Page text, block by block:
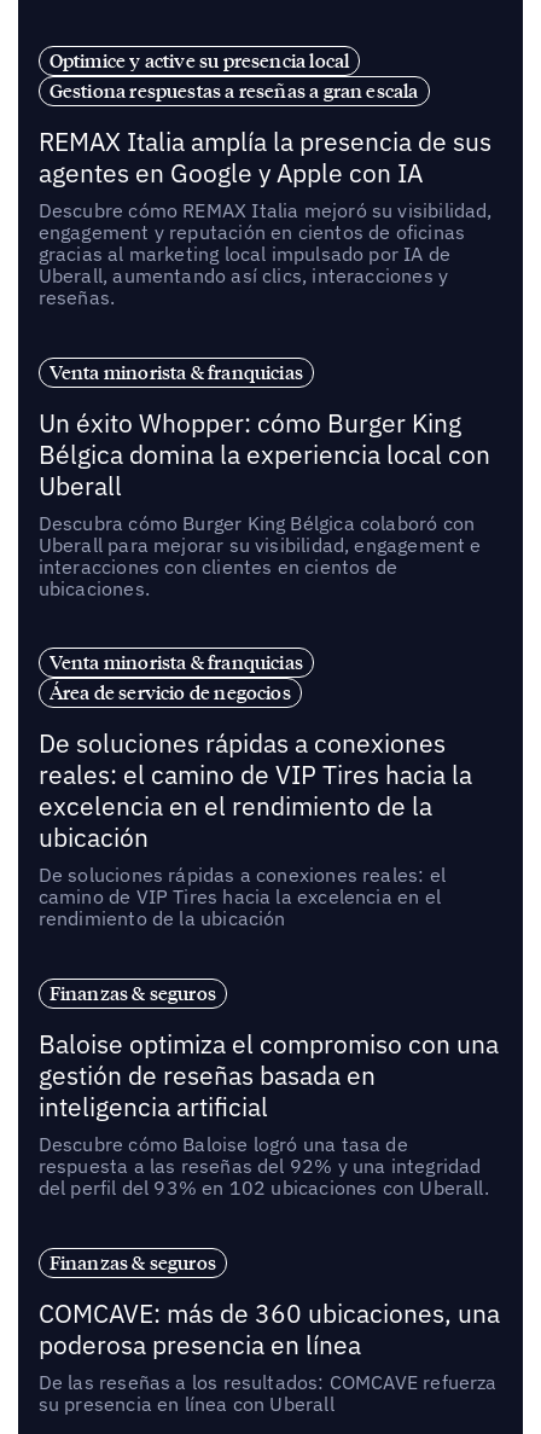
Optimice y active su presencia local
Gestiona respuestas a reseñas a gran escala
REMAX Italia amplía la presencia de sus
agentes en Google y Apple con IA
Descubre cómo REMAX Italia mejoró su visibilidad,
engagement y reputación en cientos de oficinas
gracias al marketing local impulsado por IA de
Uberall, aumentando así clics, interacciones y
reseñas.
Venta minorista & franquicias
Un éxito Whopper: cómo Burger King
Bélgica domina la experiencia local con
Uberall
Descubra cómo Burger King Bélgica colaboró con
Uberall para mejorar su visibilidad, engagement e
interacciones con clientes en cientos de
ubicaciones.
Venta minorista & franquicias
Área de servicio de negocios
De soluciones rápidas a conexiones
reales: el camino de VIP Tires hacia la
excelencia en el rendimiento de la
ubicación
De soluciones rápidas a conexiones reales: el
camino de VIP Tires hacia la excelencia en el
rendimiento de la ubicación
Finanzas & seguros
Baloise optimiza el compromiso con una
gestión de reseñas basada en
inteligencia artificial
Descubre cómo Baloise logró una tasa de
respuesta a las reseñas del 92% y una integridad
del perfil del 93% en 102 ubicaciones con Uberall.
Finanzas & seguros
COMCAVE: más de 360 ubicaciones, una
poderosa presencia en línea
De las reseñas a los resultados: COMCAVE refuerza
su presencia en línea con Uberall